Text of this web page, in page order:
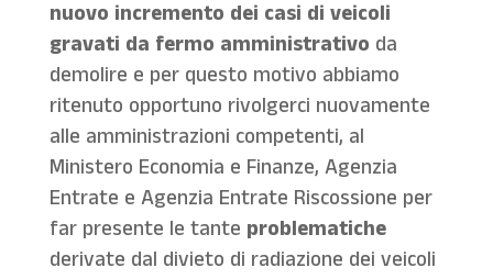
nuovo incremento dei casi di veicoli
gravati da fermo amministrativo da
demolire e per questo motivo abbiamo
ritenuto opportuno rivolgerci nuovamente
alle amministrazioni competenti, al
Ministero Economia e Finanze, Agenzia
Entrate e Agenzia Entrate Riscossione per
far presente le tante problematiche
derivate dal divieto di radiazione dei veicoli